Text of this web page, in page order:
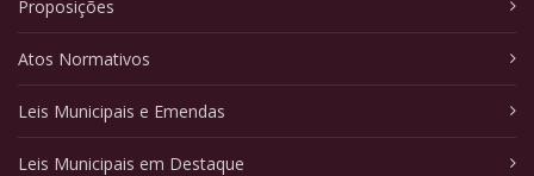
Proposições
Atos Normativos
Leis Municipais e Emendas
Leis Municipais em Destaque